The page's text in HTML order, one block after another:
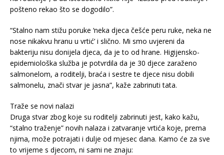
pošteno rekao što se dogodilo”.
“Stalno nam stižu poruke ‘neka djeca češće peru ruke, neka ne
nose nikakvu hranu u vrtić’ i slično. Mi smo uvjereni da
bakteriju nisu donijela djeca, da je to od hrane. Higijensko-
epidemiološka služba je potvrdila da je 30 djece zaraženo
salmonelom, a roditelji, braća i sestre te djece nisu dobili
salmonelu, znači stvar je jasna”, kaže zabrinuti tata.
Traže se novi nalazi
Druga stvar zbog koje su roditelji zabrinuti jest, kako kažu,
“stalno traženje” novih nalaza i zatvaranje vrtića koje, prema
njima, može potrajati i dulje od mjesec dana. Kamo će za sve
to vrijeme s djecom, ni sami ne znaju: